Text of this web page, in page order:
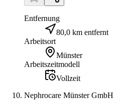
Entfernung
80,0 km entfernt
Arbeitsort
Münster
Arbeitszeitmodell
Vollzeit
Nephrocare Münster GmbH